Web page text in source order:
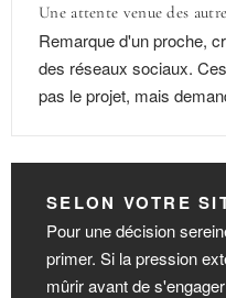
Une attente venue des
Remarque d'un proche,
des réseaux sociaux.
pas le projet, mais
SELON VOTRE
Pour une décision
primer. Si la pression
mûrir avant de